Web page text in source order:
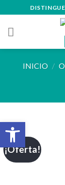
to
content
INICIO /
¡Oferta!
Abrir barra de